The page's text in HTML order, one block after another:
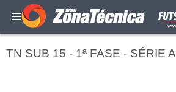
TN SUB 15 - 1ª FASE - SÉRIE A